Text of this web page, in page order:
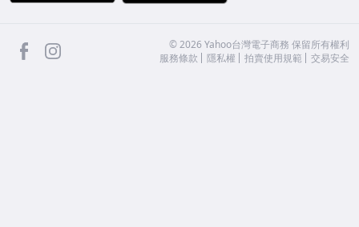
facebook ©2026 Yahoo台灣電子商務 保留所有權利
服務條款
隱私權 拍賣使用規範 交易安全